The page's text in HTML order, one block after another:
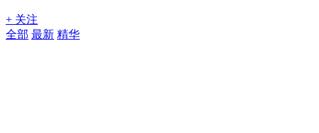
+ 关注
全部 最新 精华